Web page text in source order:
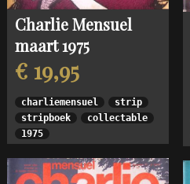
Charlie Mensuel
maart 1975
€ 19,95
charliemensuel
strip
stripboek
collectable
1975